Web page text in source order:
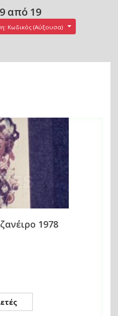
από 19
Κωδικός (Αύξουσα)
1978